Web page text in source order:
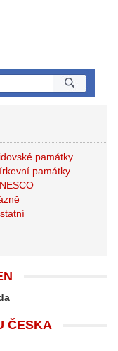
památky
památky
ČESKA